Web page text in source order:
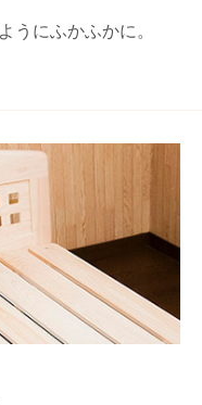
うにふかふかに。